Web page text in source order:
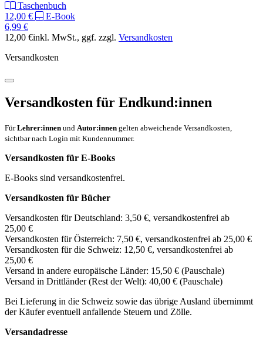
Taschenbuch
12,00 €
E-Book
6,99 €
12,00 €inkl. MwSt., ggf. zzgl. Versandkosten
Versandkosten
Versandkosten für Endkund:innen
FürLehrer:innen und Autor:innen gelten abweichende Versandkosten,
sichtbar nach Login mit Kundennummer.
Versandkosten für E-Books
E-Books sind versandkostenfrei.
Versandkosten für Bücher
Versandkosten für Deutschland: 3,50 €, versandkostenfrei ab
25,00 €
Versandkosten für Österreich: 7,50 €, versandkostenfrei ab 25,00 €
Versandkosten für die Schweiz: 12,50 €, versandkostenfrei ab
25,00 €
Versand in andere europäische Länder: 15,50 € (Pauschale)
Versand in Drittländer (Rest der Welt): 40,00 € (Pauschale)
Bei Lieferung in die Schweiz sowie das übrige Ausland übernimmt
der Käufer eventuell anfallende Steuern und Zölle.
Versandadresse